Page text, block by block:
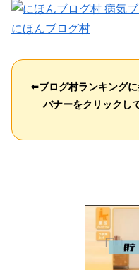
にほんブログ村
⬅️ブログ村ランキングに
バナーをクリックし